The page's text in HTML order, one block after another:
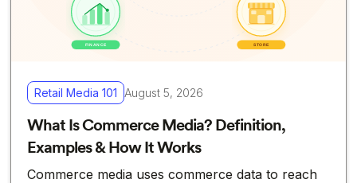
Retail Media 101 August 5, 2026
What Is Commerce Media? Definition,
Examples & How It Works
Commerce media uses commerce data to reach